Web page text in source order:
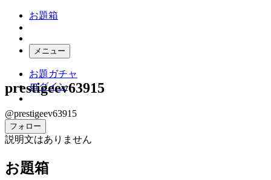
お題箱
メニュー
お題ガチャ
ログイン
prestigeev63915
@prestigeev63915
フォロー
説明文はありません
お題箱